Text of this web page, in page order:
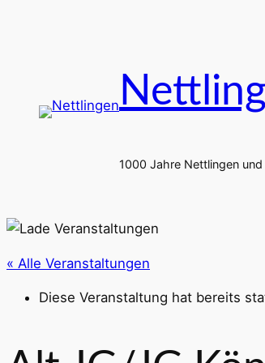
1000 Jahre Nettlingen
« Alle Veranstaltungen
Diese Veranstaltung hat bereits